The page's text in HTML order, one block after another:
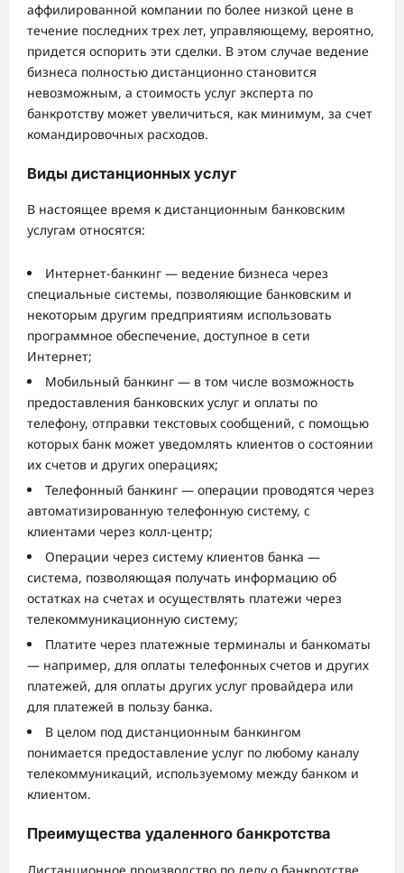
аффилированной компании по более низкой цене в
течение последних трех лет, управляющему, вероятно,
придется оспорить эти сделки. В этом случае ведение
бизнеса полностью дистанционно становится
невозможным, а стоимость услуг эксперта по
банкротству может увеличиться, как минимум, за счет
командировочных расходов.
Виды дистанционных услуг
В настоящее время к дистанционным банковским
услугам относятся:
Интернет-банкинг — ведение бизнеса через
специальные системы, позволяющие банковским и
некоторым другим предприятиям использовать
программное обеспечение, доступное в сети
Интернет;
Мобильный банкинг — в том числе возможность
предоставления банковских услуг и оплаты по
телефону, отправки текстовых сообщений, с помощью
которых банк может уведомлять клиентов о состоянии
их счетов и других операциях;
Телефонный банкинг — операции проводятся через
автоматизированную телефонную систему, с
клиентами через колл-центр;
Операции через систему клиентов банка —
система, позволяющая получать информацию об
остатках на счетах и осуществлять платежи через
телекоммуникационную систему;
Платите через платежные терминалы и банкоматы
— например, для оплаты телефонных счетов и других
платежей, для оплаты других услуг провайдера или
для платежей в пользу банка.
В целом под дистанционным банкингом
понимается предоставление услуг по любому каналу
телекоммуникаций, используемому между банком и
клиентом.
Преимущества удаленного банкротства